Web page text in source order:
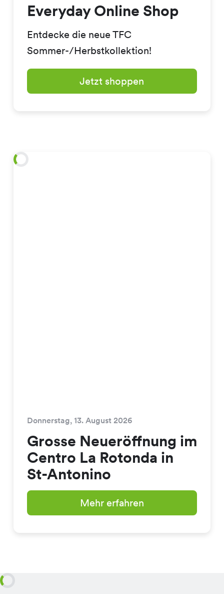
Everyday Online Shop
Entdecke die neue TFC
Sommer-/Herbstkollektion!
Jetzt shoppen
Donnerstag, 13. August 2026
Grosse Neueröffnung im
Centro La Rotonda in
St-Antonino
Mehr erfahren